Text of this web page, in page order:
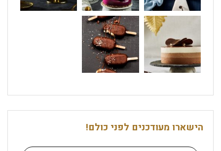
הישארו מעודכנים לפני כולם!